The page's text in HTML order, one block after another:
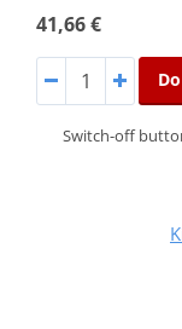
41,66 €
Switch-off